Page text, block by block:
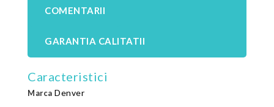
COMENTARII
GARANTIA CALITATII
Caracteristici
Marca Denver